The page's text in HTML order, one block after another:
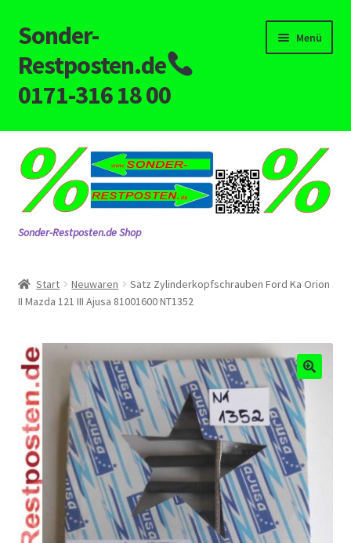
Zur
Navigation
springen
Zum
Inhalt
springen
Sonder-
Restposten.de
0171-316 18 00
Menü
Start
AGB
Alle Kategorien
Kasse
Mein Konto
Shop
Warenkorb
Sonder-Restposten.de Shop
Start Neuwaren
Satz Zylinderkopfschrauben Ford Ka Orion
II Mazda 121 III Ajusa 81001600 NT1352